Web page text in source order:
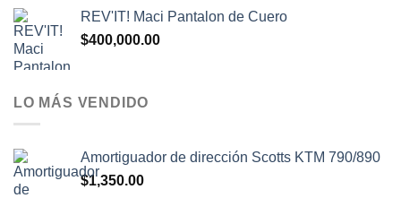
REV'IT! Maci Pantalon de Cuero
$400,000.00
LO MÁS VENDIDO
Amortiguador de dirección Scotts KTM 790/890
$1,350.00